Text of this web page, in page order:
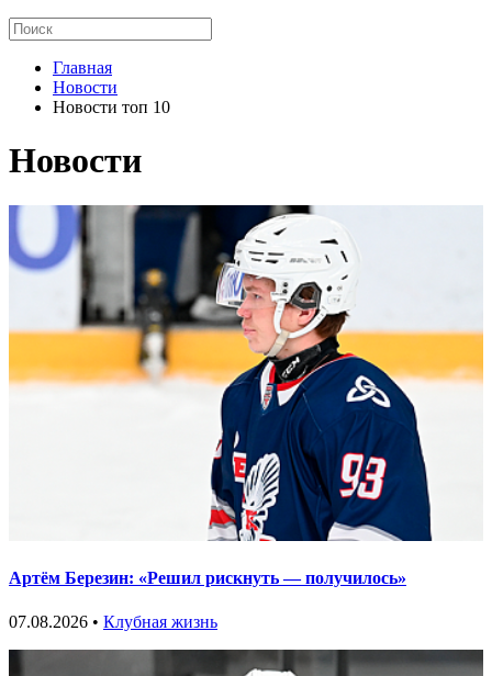
Главная
Новости
Новости топ 10
Новости
Артём Березин: «Решил рискнуть — получилось»
07.08.2026 • Клубная жизнь